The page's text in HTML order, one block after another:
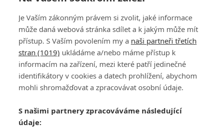
PŘIHLÁSIT
REGISTROVAT
DISKUZE
Šéfredaktorkou webu jePetr Slavík, e-mailserialy@fandimefilmu.cz
Máte-li zájem o inzerci na našem webu napište nám na e-mail
Je Vaším zákonným právem si zvolit, jaké informace
může daná webová stránka sdílet a k jakým může mít
přístup. S Vaším povolením my a naši partneři třetích
stran (1019) ukládáme a/nebo máme přístup k
informacím na zařízení, mezi které patří jedinečné
identifikátory v cookies a datech prohlížení, abychom
mohli shromažďovat a zpracovávat osobní údaje.
S našimi partnery zpracováváme následující
údaje: